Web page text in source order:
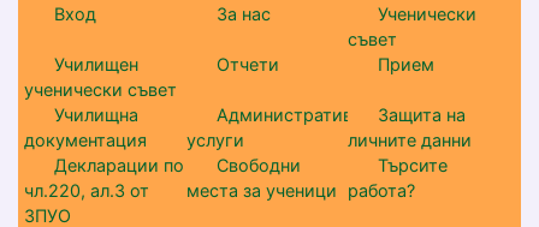
Вход За нас
Ученически
съвет
Училищен
ученически съвет
Отчети Прием
Училищна
документация
Административни
услуги
Защита на
личните данни
Декларации по
чл.220, ал.3 от
ЗПУО
Свободни
места за ученици
Търсите
работа?